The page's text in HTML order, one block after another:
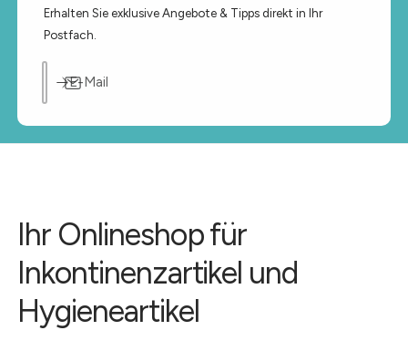
Erhalten Sie exklusive Angebote & Tipps direkt in Ihr
Postfach.
E-Mail
Ihr Onlineshop für
Inkontinenzartikel und
Hygieneartikel